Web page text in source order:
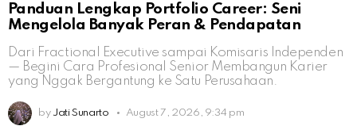
Panduan Lengkap Portfolio Career: Seni
Mengelola Banyak Peran & Pendapatan
Dari Fractional Executive sampai Komisaris Independen
— Begini Cara Profesional Senior Membangun Karier
yang Nggak Bergantung ke Satu Perusahaan.
by Jati Sunarto August 7, 2026, 9:34 pm